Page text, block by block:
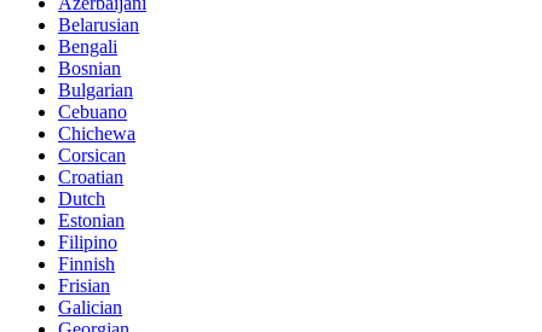
Belarusian
Bengali
Bosnian
Bulgarian
Cebuano
Chichewa
Corsican
Croatian
Dutch
Estonian
Filipino
Finnish
Frisian
Galician